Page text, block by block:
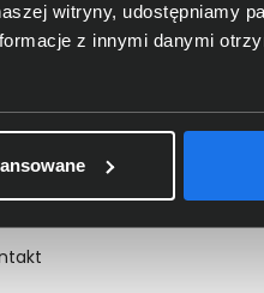
witryny, udostępniamy
z innymi danymi
i wyróżnienia
prywatności